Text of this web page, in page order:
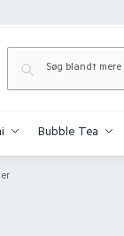
Bubble Tea